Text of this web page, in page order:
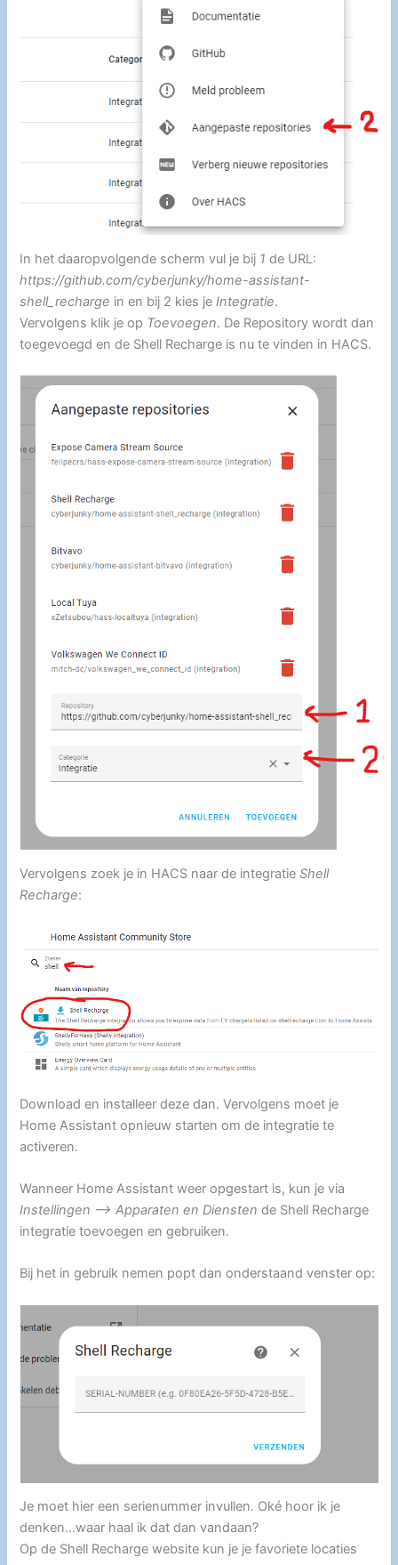
In het daaropvolgende scherm vul je bij 1 de URL:
https://github.com/cyberjunky/home-assistant-
shell_recharge in en bij 2 kies jeIntegratie.
Vervolgens klik je op Toevoegen. De Repository wordt dan
toegevoegd en de Shell Recharge is nu te vinden in HACS.
Vervolgens zoek je in HACS naar de integratieShell
Recharge:
Download en installeer deze dan. Vervolgens moet je
Home Assistant opnieuw starten om de integratie te
activeren.
Wanneer Home Assistant weer opgestart is, kun je via
Instellingen –> Apparaten en Diensten de Shell Recharge
integratie toevoegen en gebruiken.
Bij het in gebruik nemen popt dan onderstaand venster op:
Je moet hier een serienummer invullen. Oké hoor ik je
denken…waar haal ik dat dan vandaan?
Op de Shell Recharge website kun je je favoriete locaties